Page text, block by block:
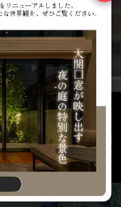
お問い合わせ